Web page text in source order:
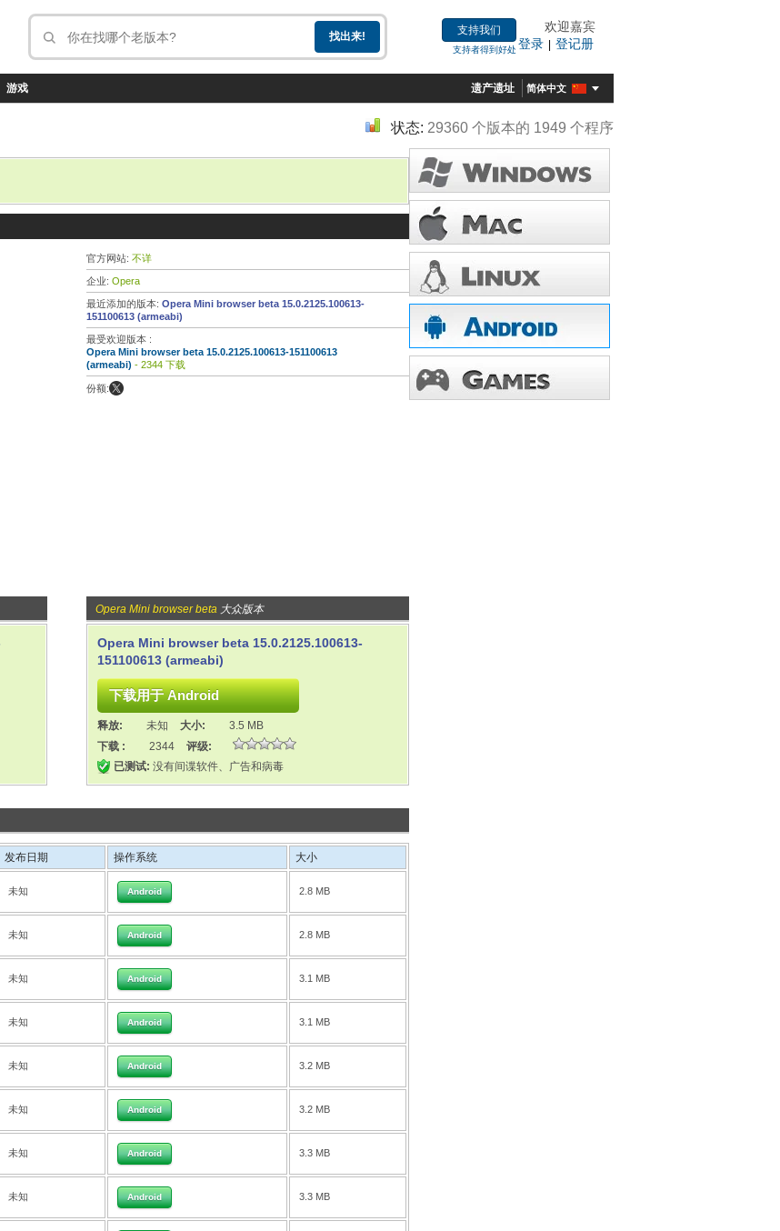
支持我们
支持者得到好处
欢迎嘉宾
登录 | 登记册
游戏 遗产遗址 简体中文
状态: 29360 个版本的 1949 个程序
官方网站: 不详
企业: Opera
最近添加的版本: Opera Mini browser beta 15.0.2125.100613-
151100613 (armeabi)
最受欢迎版本 :
Opera Mini browser beta 15.0.2125.100613-151100613
(armeabi) - 2344 下载
份额:
Opera Mini browser beta 大众版本
Opera Mini browser beta 15.0.2125.100613-
151100613 (armeabi)
释放: 未知 大小:
3.5 MB
下载 :
2344
评级:
已测试: 没有间谍软件、广告和病毒
发布日期 操作系统 大小
未知 Android 2.8 MB
未知 Android 2.8 MB
未知 Android 3.1 MB
未知 Android 3.1 MB
未知 Android 3.2 MB
未知 Android 3.2 MB
未知 Android 3.3 MB
未知 Android 3.3 MB